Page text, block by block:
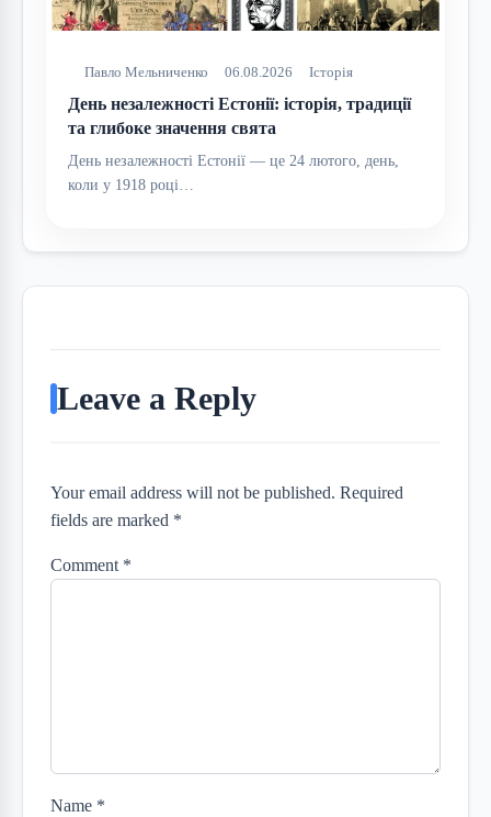
Павло Мельниченко 06.08.2026 Історія
День незалежності Естонії: історія, традиції
та глибоке значення свята
День незалежності Естонії — це 24 лютого, день,
коли у 1918 році…
Leave a Reply
Your email address will not be published. Required
fields are marked *
Comment *
Name *